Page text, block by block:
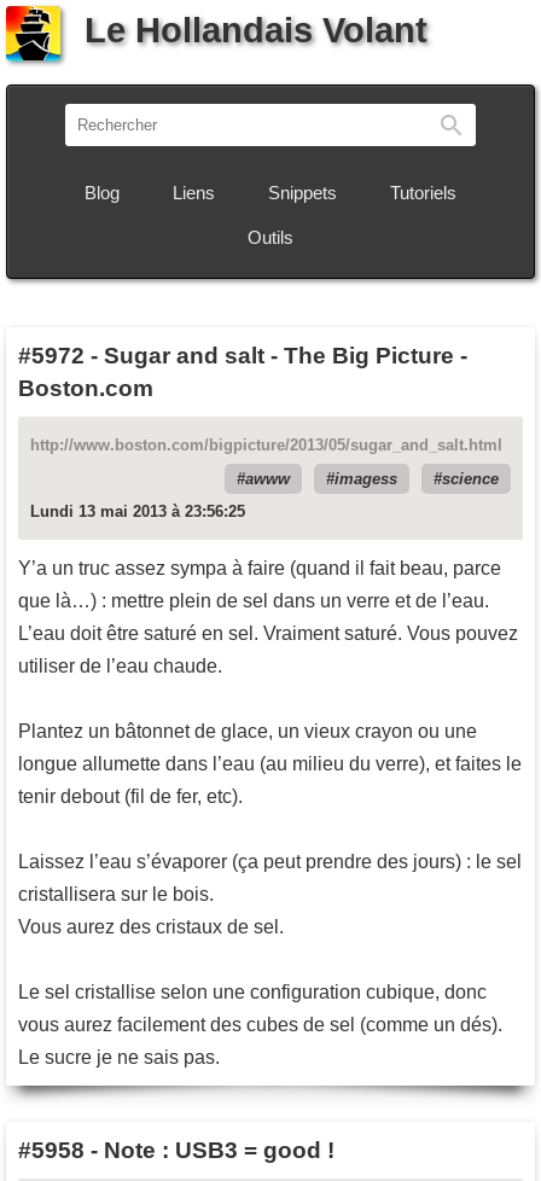
Le Hollandais Volant
Blog Liens Snippets Tutoriels
Outils
#5972 - Sugar and salt - The Big Picture -
Boston.com
http://www.boston.com/bigpicture/2013/05/sugar_and_salt.html
awww
imagess
science
Lundi 13 mai 2013 à 23:56:25
Y’a un truc assez sympa à faire (quand il fait beau, parce
que là…) : mettre plein de sel dans un verre et de l’eau.
L’eau doit être saturé en sel. Vraiment saturé. Vous pouvez
utiliser de l’eau chaude.
Plantez un bâtonnet de glace, un vieux crayon ou une
longue allumette dans l’eau (au milieu du verre), et faites le
tenir debout (fil de fer, etc).
Laissez l’eau s’évaporer (ça peut prendre des jours) : le sel
cristallisera sur le bois.
Vous aurez des cristaux de sel.
Le sel cristallise selon une configuration cubique, donc
vous aurez facilement des cubes de sel (comme un dés).
Le sucre je ne sais pas.
#5958 - Note : USB3 = good !